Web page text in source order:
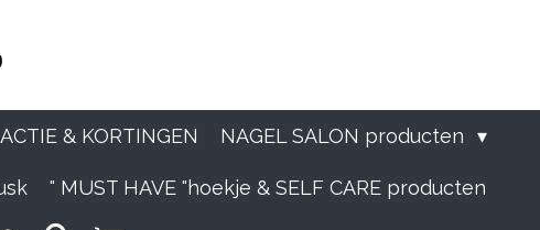
ACTIE & KORTINGEN NAGEL SALON producten
" MUST HAVE "hoekje & SELF CARE producten